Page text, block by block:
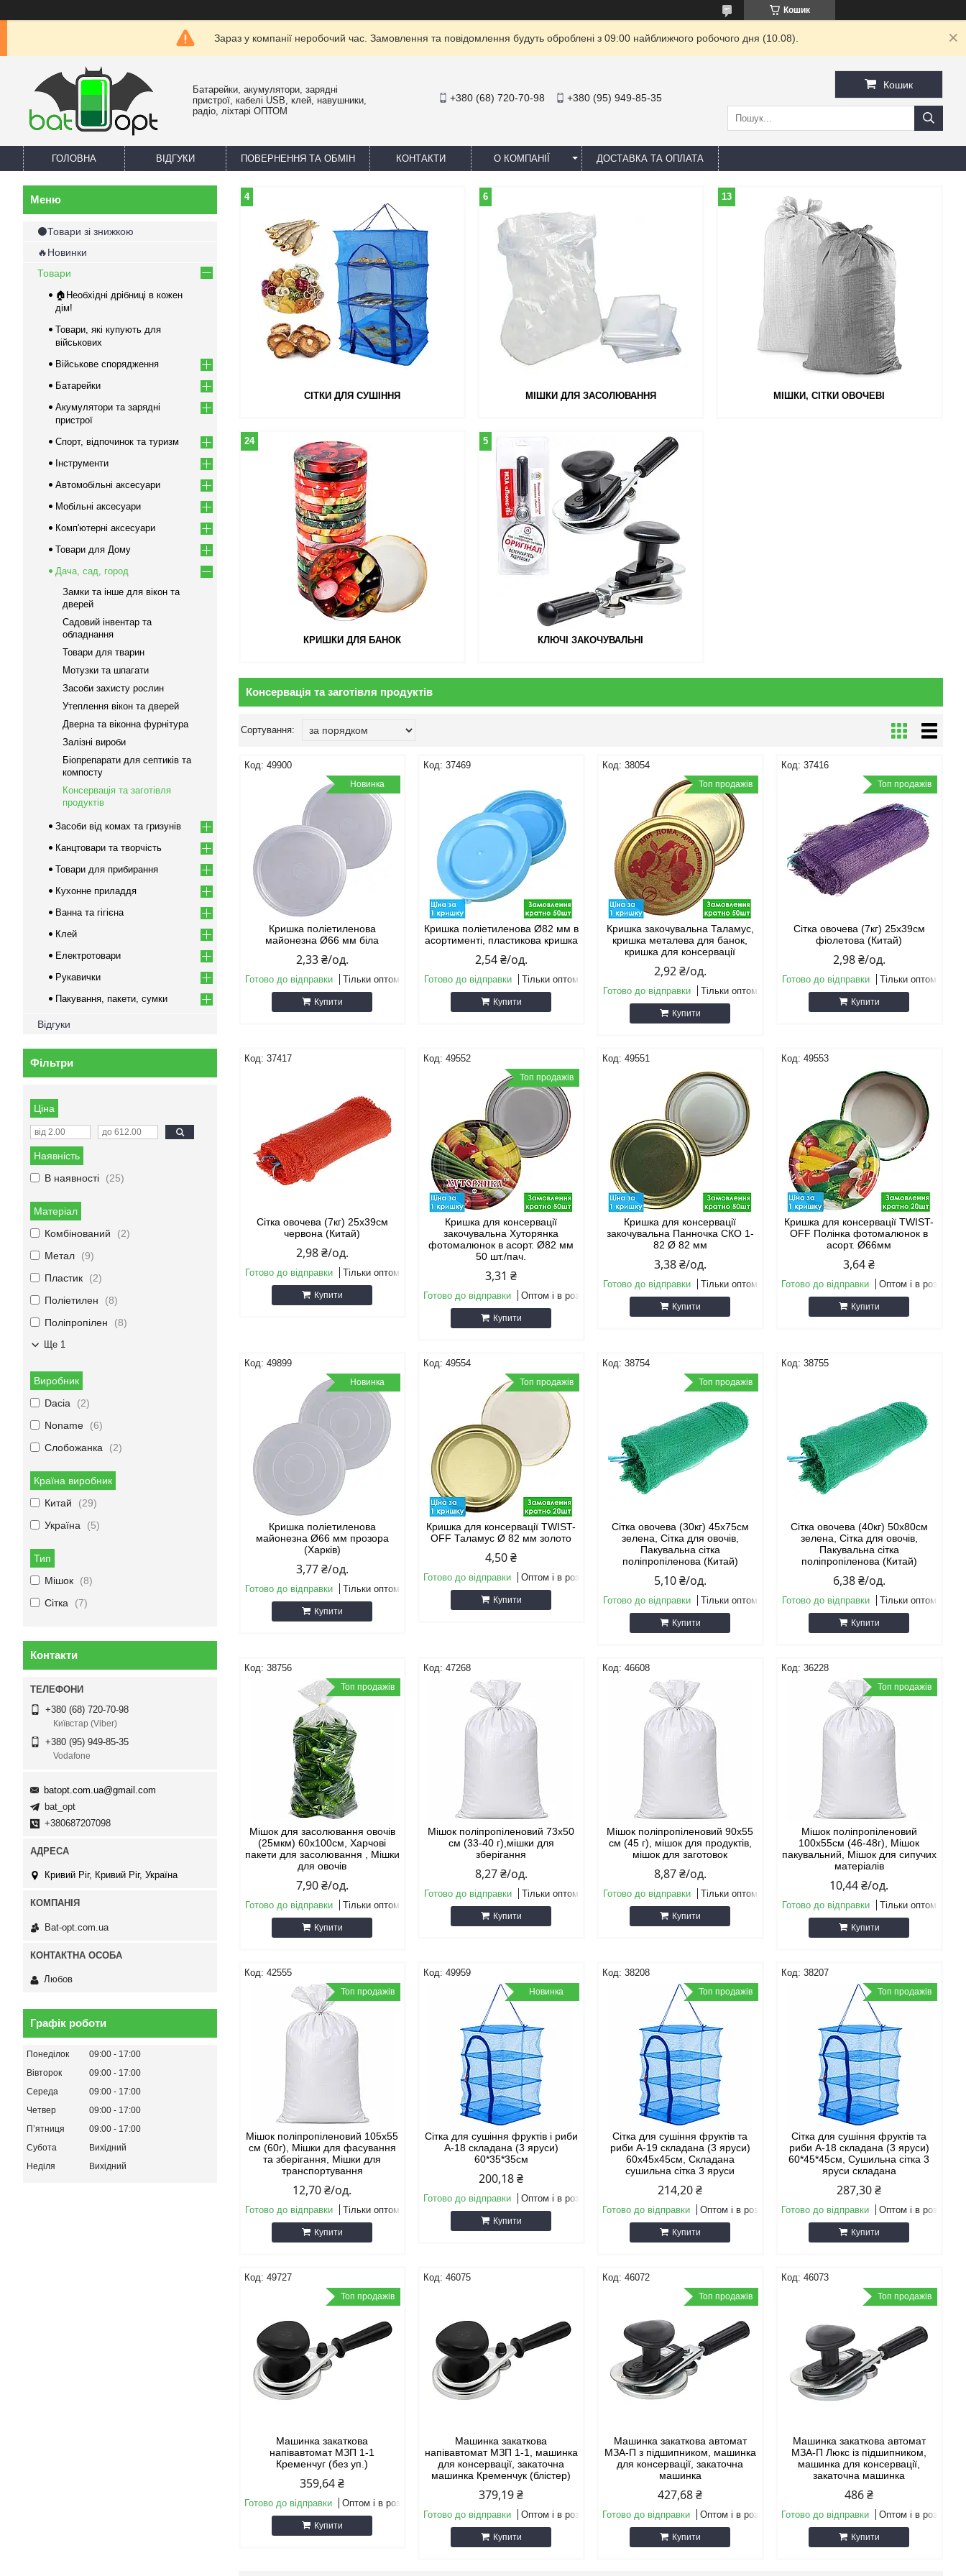
Кошик
Зараз у компанії неробочий час. Замовлення та повідомлення будуть оброблені з 09:00 найближчого робочого дня (10.08).
Батарейки, акумулятори, зарядні
пристрої, кабелі USB, клей, навушники,
радіо, ліхтарі ОПТОМ
+380 (68) 720-70-98 +380 (95) 949-85-35
Кошик
ГОЛОВНА ВІДГУКИ ПОВЕРНЕННЯ ТА ОБМІН КОНТАКТИ О КОМПАНІЇ ДОСТАВКА ТА ОПЛАТА
СІТКИ ДЛЯ СУШІННЯ
4
МІШКИ ДЛЯ ЗАСОЛЮВАННЯ
6
МІШКИ, СІТКИ ОВОЧЕВІ
13
КРИШКИ ДЛЯ БАНОК
24
КЛЮЧІ ЗАКОЧУВАЛЬНІ
5
Консервація та заготівля продуктів
49900
Новинка
Кришка поліетиленова
майонезна Ø66 мм біла
2,33 ₴/од.
Готово до відправки Тільки оптом
Купити
37469
Кришка поліетиленова Ø82 мм в
асортименті, пластикова кришка
2,54 ₴/од.
Готово до відправки Тільки оптом
Купити
38054
Топ продажів
Кришка закочувальна Таламус,
кришка металева для банок,
кришка для консервації
2,92 ₴/од.
Готово до відправки Тільки оптом
Купити
37416
Топ продажів
Сітка овочева (7кг) 25х39см
фіолетова (Китай)
2,98 ₴/од.
Готово до відправки Тільки оптом
Купити
37417
Сітка овочева (7кг) 25х39см
червона (Китай)
2,98 ₴/од.
Готово до відправки Тільки оптом
Купити
49552
Топ продажів
Кришка для консервації
закочувальна Хуторянка
фотомалюнок в асорт. Ø82 мм
50 шт./пач.
3,31 ₴
Готово до відправки Оптом і в роздріб
Купити
49551
Кришка для консервації
закочувальна Панночка СКО 1-
82 Ø 82 мм
3,38 ₴/од.
Готово до відправки Тільки оптом
Купити
49553
Кришка для консервації TWIST-
OFF Полінка фотомалюнок в
асорт. Ø66мм
3,64 ₴
Готово до відправки Оптом і в роздріб
Купити
49899
Новинка
Кришка поліетиленова
майонезна Ø66 мм прозора
(Харків)
3,77 ₴/од.
Готово до відправки Тільки оптом
Купити
49554
Топ продажів
Кришка для консервації TWIST-
OFF Таламус Ø 82 мм золото
4,50 ₴
Готово до відправки Оптом і в роздріб
Купити
38754
Топ продажів
Сітка овочева (30кг) 45х75см
зелена, Сітка для овочів,
Пакувальна сітка
поліпропіленова (Китай)
5,10 ₴/од.
Готово до відправки Тільки оптом
Купити
38755
Сітка овочева (40кг) 50х80см
зелена, Сітка для овочів,
Пакувальна сітка
поліпропіленова (Китай)
6,38 ₴/од.
Готово до відправки Тільки оптом
Купити
38756
Топ продажів
Мішок для засолювання овочів
(25мкм) 60х100см, Харчові
пакети для засолювання , Мішки
для овочів
7,90 ₴/од.
Готово до відправки Тільки оптом
Купити
47268
Мішок поліпропіленовий 73х50
см (33-40 г),мішки для
зберігання
8,27 ₴/од.
Готово до відправки Тільки оптом
Купити
46608
Мішок поліпропіленовий 90х55
см (45 г), мішок для продуктів,
мішок для заготовок
8,87 ₴/од.
Готово до відправки Тільки оптом
Купити
36228
Топ продажів
Мішок поліпропіленовий
100х55см (46-48г), Мішок
пакувальний, Мішок для сипучих
матеріалів
10,44 ₴/од.
Готово до відправки Тільки оптом
Купити
42555
Топ продажів
Мішок поліпропіленовий 105х55
см (60г), Мішки для фасування
та зберігання, Мішки для
транспортування
12,70 ₴/од.
Готово до відправки Тільки оптом
Купити
49959
Новинка
Сітка для сушіння фруктів і риби
A-18 складана (3 яруси)
60*35*35см
200,18 ₴
Готово до відправки Оптом і в роздріб
Купити
38208
Топ продажів
Сітка для сушіння фруктів та
риби A-19 складана (3 яруси)
60х45х45см, Складана
сушильна сітка 3 яруси
214,20 ₴
Готово до відправки Оптом і в роздріб
Купити
38207
Топ продажів
Сітка для сушіння фруктів та
риби A-18 складана (3 яруси)
60*45*45см, Сушильна сітка 3
яруси складана
287,30 ₴
Готово до відправки Оптом і в роздріб
Купити
49727
Топ продажів
Машинка закаткова
напівавтомат МЗП 1-1
Кременчуг (без уп.)
359,64 ₴
Готово до відправки Оптом і в роздріб
Купити
46075
Машинка закаткова
напівавтомат МЗП 1-1, машинка
для консервації, закаточна
машинка Кременчук (блістер)
379,19 ₴
Готово до відправки Оптом і в роздріб
Купити
46072
Топ продажів
Машинка закаткова автомат
МЗА-П з підшипником, машинка
для консервації, закаточна
машинка
427,68 ₴
Готово до відправки Оптом і в роздріб
Купити
46073
Топ продажів
Машинка закаткова автомат
МЗА-П Люкс із підшипником,
машинка для консервації,
закаточна машинка
486 ₴
Готово до відправки Оптом і в роздріб
Купити
⚫Товари зі знижкою
🔥Новинки
Товари
🏠Необхідні дрібниці в кожен
дім!
Товари, які купують для
військових
Військове спорядження
Батарейки
Акумулятори та зарядні
пристрої
Спорт, відпочинок та туризм
Інструменти
Автомобільні аксесуари
Мобільні аксесуари
Комп'ютерні аксесуари
Товари для Дому
Дача, сад, город
Замки та iнше для вікон та
дверей
Садовий інвентар та
обладнання
Товари для тварин
Мотузки та шпагати
Засоби захисту рослин
Утеплення вікон та дверей
Дверна та віконна фурнітура
Залізні вироби
Біопрепарати для септиків та
компосту
Консервація та заготівля
продуктів
Засоби від комах та гризунів
Канцтовари та творчість
Товари для прибирання
Кухонне приладдя
Ванна та гігієна
Клей
Електротовари
Рукавички
Пакування, пакети, сумки
Відгуки
Фільтри
Ціна
Наявність
В наявності
25
Матеріал
Комбінований
2
Метал
9
Пластик
2
Поліетилен
8
Поліпропілен
8
Ще 1
Виробник
Dacia
2
Noname
6
Слобожанка
2
Країна виробник
Китай
29
Україна
5
Тип
Мішок
8
Сітка
7
Контакти
+380 (68) 720-70-98
Київстар (Viber)
+380 (95) 949-85-35
Vodafone
batopt.com.ua@gmail.com
bat_opt
+380687207098
Кривий Ріг, Кривий Ріг, Україна
Bat-opt.com.ua
Любов
Графік роботи
Понеділок 09:00
17:00
Вівторок
09:00
17:00
Середа
09:00
17:00
Четвер
09:00
17:00
Пʼятниця
09:00
17:00
Субота
Вихідний
Неділя
Вихідний